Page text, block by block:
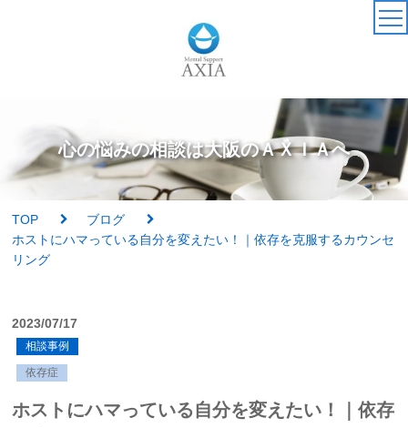
カウンセラー
アクセス・受付時間
サービス・料金一覧
実績紹介
AXIAの特徴
心の悩みの相談は大阪のＡＸＩＡへ
TOP
ブログ
ホストにハマっている自分を変えたい！｜依存を克服するカウンセ
リング
2023/07/17
相談事例
依存症
ホストにハマっている自分を変えたい！｜依存